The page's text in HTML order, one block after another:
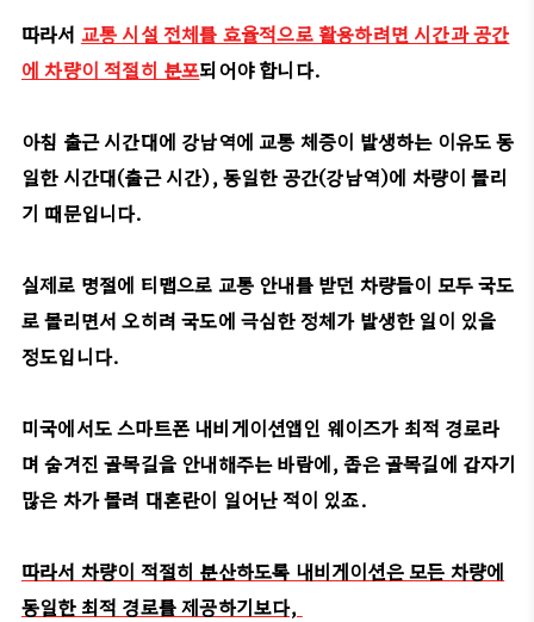
따라서 교통 시설 전체를 효율적으로 활용하려면 시간과 공간
에 차량이 적절히 분포되어야 합니다.
아침 출근 시간대에 강남역에 교통 체증이 발생하는 이유도 동
일한 시간대(출근 시간), 동일한 공간(강남역)에 차량이 몰리
기 때문입니다.
실제로 명절에 티맵으로 교통 안내를 받던 차량들이 모두 국도
로 몰리면서 오히려 국도에 극심한 정체가 발생한 일이 있을
정도입니다.
미국에서도 스마트폰 내비게이션앱인 웨이즈가 최적 경로라
며 숨겨진 골목길을 안내해주는 바람에, 좁은 골목길에 갑자기
많은 차가 몰려 대혼란이 일어난 적이 있죠.
따라서 차량이 적절히 분산하도록 내비게이션은 모든 차량에
동일한 최적 경로를 제공하기보다,